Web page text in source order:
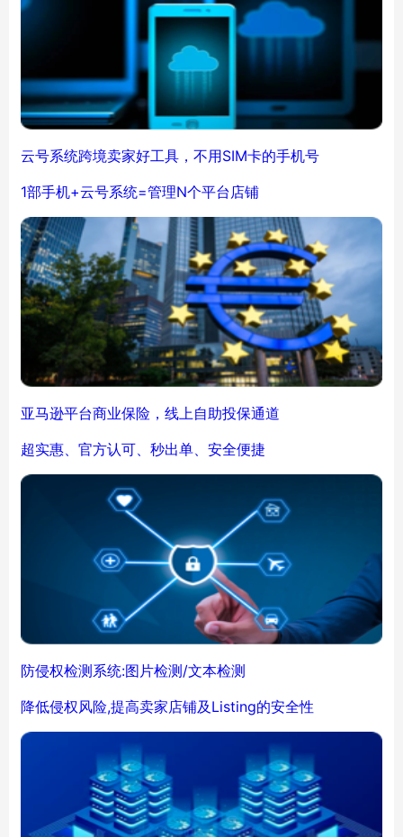
云号系统跨境卖家好工具，不用SIM卡的手机号
1部手机+云号系统=管理N个平台店铺
亚马逊平台商业保险，线上自助投保通道
超实惠、官方认可、秒出单、安全便捷
防侵权检测系统:图片检测/文本检测
降低侵权风险,提高卖家店铺及Listing的安全性